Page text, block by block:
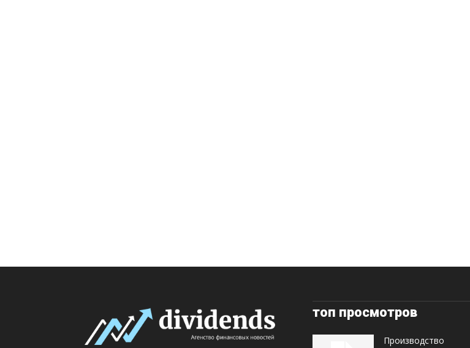
топ просмотров
Производство